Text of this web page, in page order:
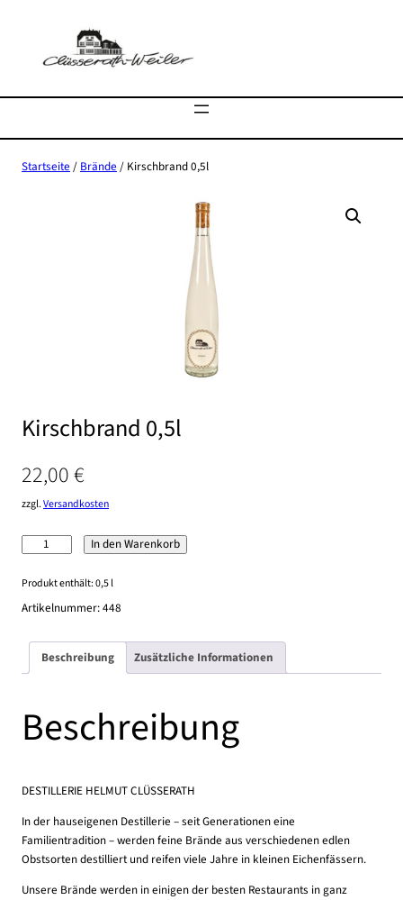
Startseite / Brände / Kirschbrand 0,5l
Kirschbrand 0,5l
22,00€
zzgl.Versandkosten
Kirschbrand
Menge
In den Warenkorb
Produkt enthält: 0,5l
Artikelnummer:448
Beschreibung Zusätzliche Informationen
Beschreibung
DESTILLERIE HELMUT CLÜSSERATH
In der hauseigenen Destillerie – seit Generationen eine
Familientradition – werden feine Brände aus verschiedenen edlen
Obstsorten destilliert und reifen viele Jahre in kleinen Eichenfässern.
Unsere Brände werden in einigen der besten Restaurants in ganz